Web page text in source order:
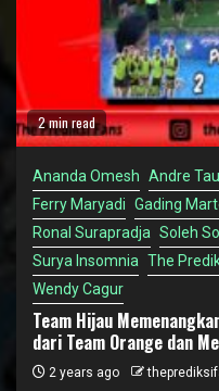
2 min read
Ananda Omesh Andre
Ferry Maryadi Gading
Ronal Surapradja Soleh
Surya Insomnia The
Wendy Cagur
Team Hijau
dari Team Orange dan
2 years ago